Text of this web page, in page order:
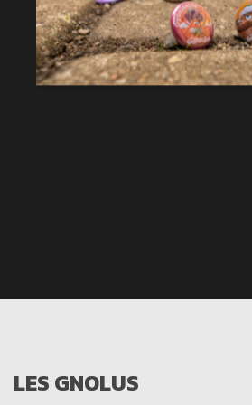
LES GNOLUS